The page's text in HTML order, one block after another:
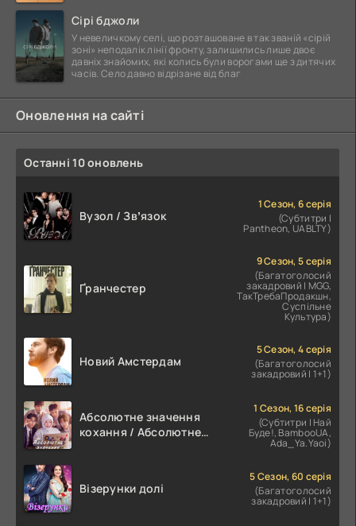
Сірі бджоли
У невеличкому селі, що розташоване в так званій «сірій
зоні» неподалік лінії фронту, залишились лише двоє
давніх знайомих, які колись були ворогами ще з дитячих
часів. Село давно відрізане від благ
Оновлення на сайті
Останні 10 оновлень
Вузол / Звʼязок
1 Сезон, 6 серія
(Субтитри |
Pantheon, UABLTY)
Ґранчестер
9 Сезон, 5 серія
(Багатоголосий
закадровий | MGG,
ТакТребаПродакшн,
Суспільне
Культура)
Новий Амстердам
5 Сезон, 4 серія
(Багатоголосий
закадровий | 1+1)
Абсолютне значення
кохання / Абсолютне
1 Сезон, 16 серія
(Субтитри | Най
Буде!, BambooUA,
Ada_Ya.Yaoi)
Візерунки долі
5 Сезон, 60 серія
(Багатоголосий
закадровий | 1+1)